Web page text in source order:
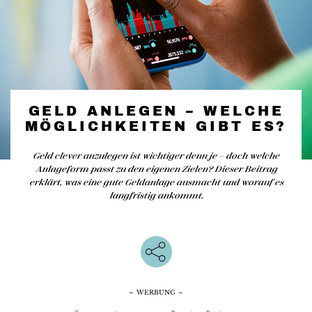
GELD ANLEGEN – WELCHE
MÖGLICHKEITEN GIBT ES?
Geld clever anzulegen ist wichtiger denn je – doch welche
Anlageform passt zu den eigenen Zielen? Dieser Beitrag
erklärt, was eine gute Geldanlage ausmacht und worauf es
langfristig ankommt.
– WERBUNG –